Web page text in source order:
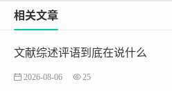
相关文章
文献综述评语到底在说什么
2026-08-06 25